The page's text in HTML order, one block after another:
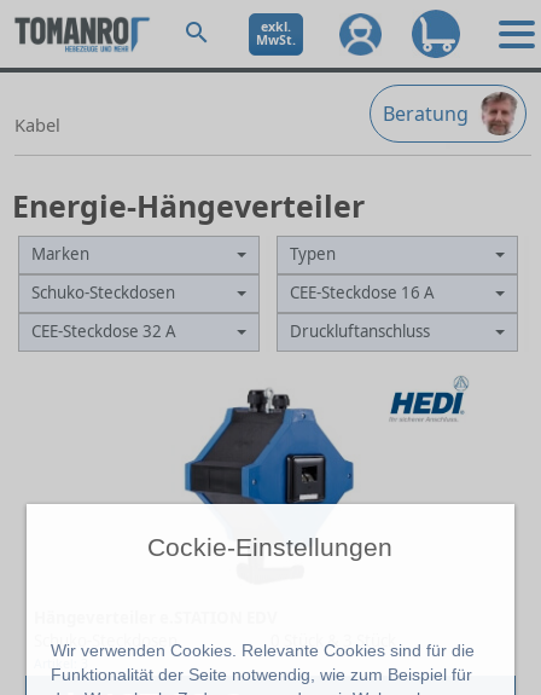
Cockie-Einstellungen
Wir verwenden Cookies. Relevante Cookies sind für die
Funktionalität der Seite notwendig, wie zum Beispiel für
exkl.
MwSt.
Beratung
Kabel
Energie-Hängeverteiler
Marken
Typen
Schuko-Steckdosen
CEE-Steckdose 16 A
CEE-Steckdose 32 A
Druckluftanschluss
Schuko-Steckdosen
0 Stück & 3 Stück